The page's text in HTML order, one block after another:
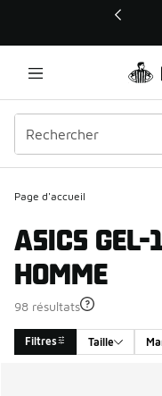
Ce lien ouvrira une
Page d'accueil
ASICS
HOMME
98 résultats
Filtres Taille